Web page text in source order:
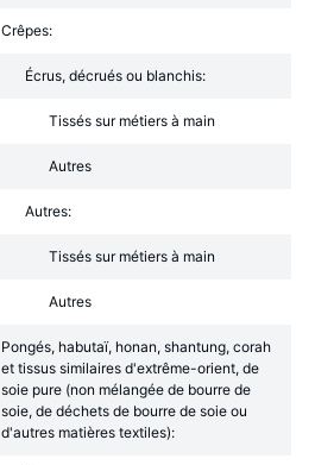
Crêpes:
Écrus, décrués ou blanchis:
Tissés sur métiers à main
Autres
Autres:
Tissés sur métiers à main
Autres
Pongés, habutaï, honan, shantung, corah
et tissus similaires d'extrême-orient, de
soie pure (non mélangée de bourre de
soie, de déchets de bourre de soie ou
d'autres matières textiles):